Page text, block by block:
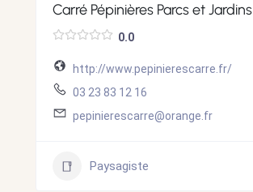
Carré Pépinières Parcs et Jardins
0.0
http://www.pepinierescarre.fr/
03 23 83 12 16
pepinierescarre@orange.fr
Paysagiste